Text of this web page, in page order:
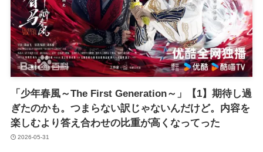
「少年春風～The First Generation～」【1】期待し過
ぎたのかも。つまらない訳じゃないんだけど。内容を
楽しむより答え合わせの比重が高くなってった
2026-05-31